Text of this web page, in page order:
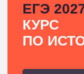
ЕГЭ
КУРС
ПО